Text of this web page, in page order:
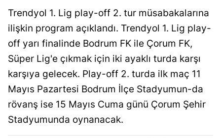
Aydın
Balıkesir
Bingöl
Trendyol 1. Lig play-off 2. tur müsabakalarına
ilişkin program açıklandı. Trendyol 1. Lig play-
off yarı finalinde Bodrum FK ile Çorum FK,
Süper Lig'e çıkmak için iki ayaklı turda karşı
karşıya gelecek. Play-off 2. turda ilk maç 11
Mayıs Pazartesi Bodrum İlçe Stadyumun-da
rövanş ise 15 Mayıs Cuma günü Çorum Şehir
Stadyumunda oynanacak.